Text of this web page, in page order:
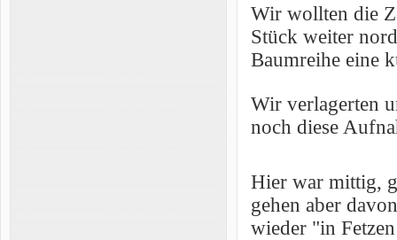
Wir wollten die
Stück weiter
Baumreihe eine
Wir verlagerten
noch diese
Hier war mittig,
gehen aber
wieder "in